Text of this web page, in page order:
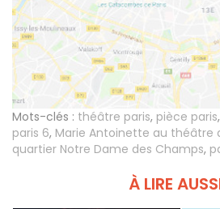
Mots-clés : théâtre paris, pièce paris,
paris 6, Marie Antoinette au théâtre
quartier Notre Dame des Champs,
À LIRE